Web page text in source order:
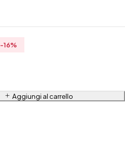
-16%
Aggiungi al carrello